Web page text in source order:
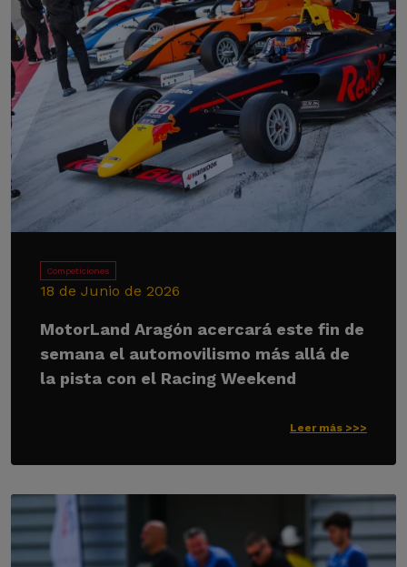
Competiciones
18 de Junio de 2026
MotorLand Aragón acercará este fin de
semana el automovilismo más allá de
la pista con el Racing Weekend
Leer más >>>